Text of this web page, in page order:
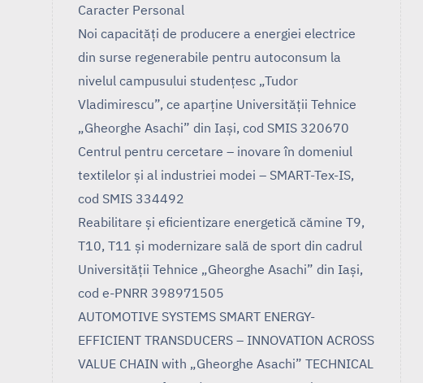
Caracter Personal
Noi capacități de producere a energiei electrice
din surse regenerabile pentru autoconsum la
nivelul campusului studențesc „Tudor
Vladimirescu”, ce aparține Universității Tehnice
„Gheorghe Asachi” din Iași, cod SMIS 320670
Centrul pentru cercetare – inovare în domeniul
textilelor și al industriei modei – SMART-Tex-IS,
cod SMIS 334492
Reabilitare și eficientizare energetică cămine T9,
T10, T11 și modernizare sală de sport din cadrul
Universității Tehnice „Gheorghe Asachi” din Iași,
cod e-PNRR 398971505
AUTOMOTIVE SYSTEMS SMART ENERGY-
EFFICIENT TRANSDUCERS – INNOVATION ACROSS
VALUE CHAIN with „Gheorghe Asachi” TECHNICAL